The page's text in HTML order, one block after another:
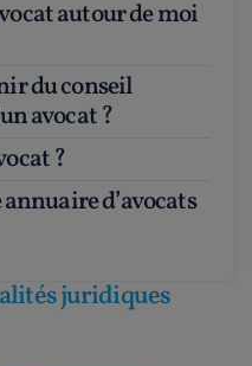
avocat ?
?
juridiques